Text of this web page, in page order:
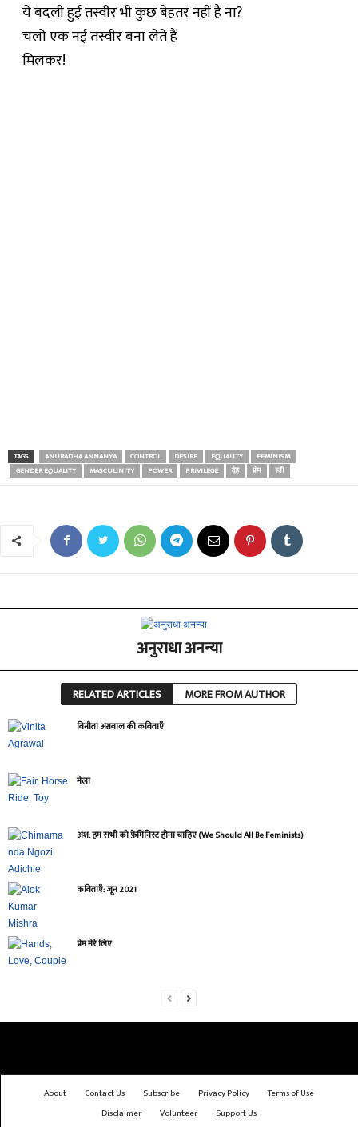
ये बदली हुई तस्वीर भी कुछ बेहतर नहीं है ना?
चलो एक नई तस्वीर बना लेते हैं
मिलकर!
TAGS ANURADHA ANNANYA CONTROL DESIRE EQUALITY
FEMINISM
GENDER EQUALITY
MASCULINITY POWER PRIVILEGE देह प्रेम स्त्री
अनुराधा अनन्या
RELATED ARTICLES MORE FROM AUTHOR
विनीता अग्रवाल की कविताएँ
मेला
अंश: हम सभी को फ़ेमिनिस्ट होना चाहिए (We Should All Be Feminists)
कविताएँ: जून 2021
प्रेम मेरे लिए
About Contact Us Subscribe Privacy Policy
Terms of Use
Disclaimer
Volunteer Support Us